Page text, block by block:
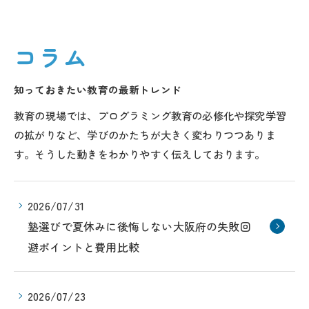
知っておきたい教育の最新トレンド
コラム
教育の現場では、プログラミング教育の必修化や探究学習
の拡がりなど、学びのかたちが大きく変わりつつありま
す。そうした動きをわかりやすく伝えしております。
2026/07/31
塾選びで夏休みに後悔しない大阪府の失敗回
避ポイントと費用比較
2026/07/23